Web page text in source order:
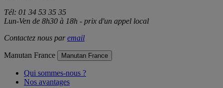
Tél: 01 34 53 35 35
Lun-Ven de 8h30 à 18h - prix d'un appel local
Contactez nous paremail
Manutan France Manutan France
Qui sommes-nous ?
Nos avantages